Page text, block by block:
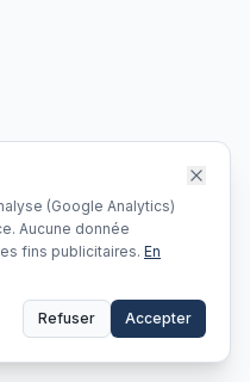
(Google Analytics)
Aucune donnée
fins publicitaires. En
Refuser Accepter